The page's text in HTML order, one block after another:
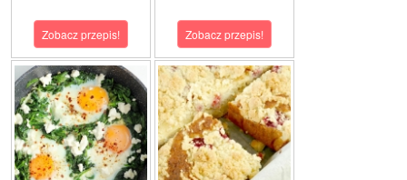
Zobacz przepis! Zobacz przepis!